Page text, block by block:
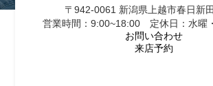
〒942-0061 新潟県上越市春日新
営業時間：9:00~18:00 定休日：水曜
お問い合わせ
来店予約